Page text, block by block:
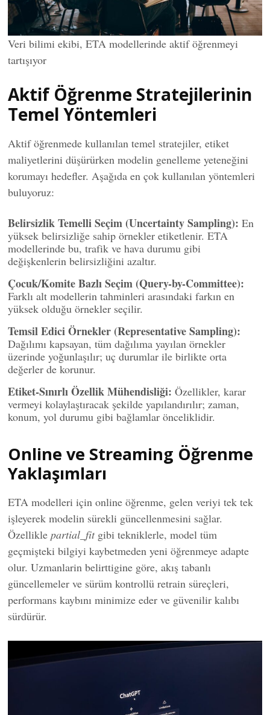
Veri bilimi ekibi, ETA modellerinde aktif öğrenmeyi
tartışıyor
Aktif Öğrenme Stratejilerinin
Temel Yöntemleri
Aktif öğrenmede kullanılan temel stratejiler, etiket
maliyetlerini düşürürken modelin genelleme yeteneğini
korumayı hedefler. Aşağıda en çok kullanılan yöntemleri
buluyoruz:
Belirsizlik Temelli Seçim (Uncertainty Sampling): En
yüksek belirsizliğe sahip örnekler etiketlenir. ETA
modellerinde bu, trafik ve hava durumu gibi
değişkenlerin belirsizliğini azaltır.
Çocuk/Komite Bazlı Seçim (Query-by-Committee):
Farklı alt modellerin tahminleri arasındaki farkın en
yüksek olduğu örnekler seçilir.
Temsil Edici Örnekler (Representative Sampling):
Dağılımı kapsayan, tüm dağılıma yayılan örnekler
üzerinde yoğunlaşılır; uç durumlar ile birlikte orta
değerler de korunur.
Etiket-Sınırlı Özellik Mühendisliği: Özellikler, karar
vermeyi kolaylaştıracak şekilde yapılandırılır; zaman,
konum, yol durumu gibi bağlamlar önceliklidir.
Online ve Streaming Öğrenme
Yaklaşımları
ETA modelleri için online öğrenme, gelen veriyi tek tek
işleyerek modelin sürekli güncellenmesini sağlar.
Özelliklepartial_fitgibi tekniklerle, model tüm
geçmişteki bilgiyi kaybetmeden yeni öğrenmeye adapte
olur. Uzmanlarin belirttigine göre, akış tabanlı
güncellemeler ve sürüm kontrollü retrain süreçleri,
performans kaybını minimize eder ve güvenilir kalıbı
sürdürür.